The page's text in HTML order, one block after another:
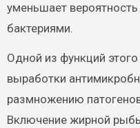
уменьшает
бактериями.
Одной из функций
выработки
размножению
Включение жирной